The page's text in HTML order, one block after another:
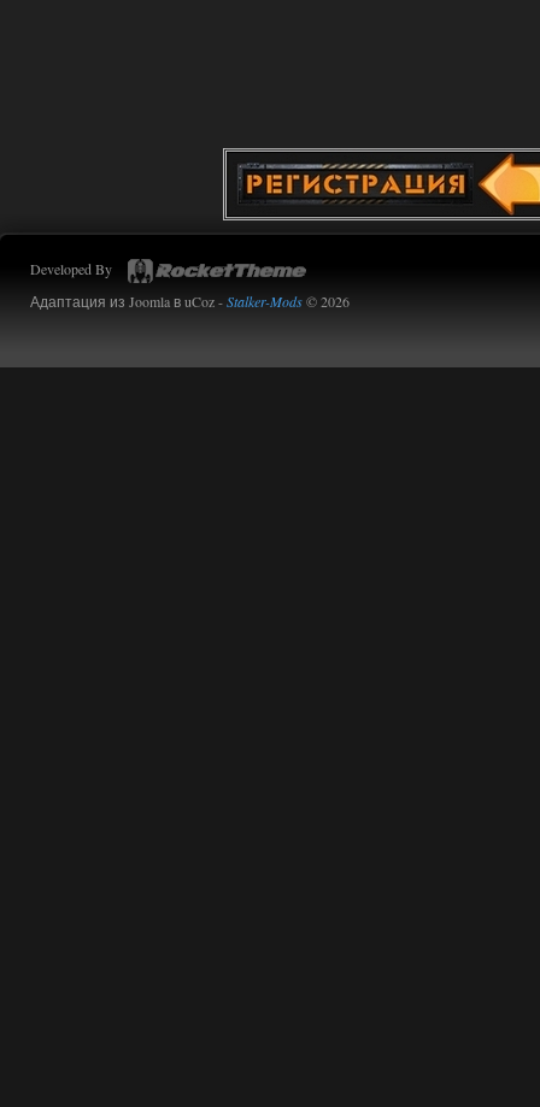
Developed By
Адаптация из Joomla в uCoz -Stalker-Mods© 2026